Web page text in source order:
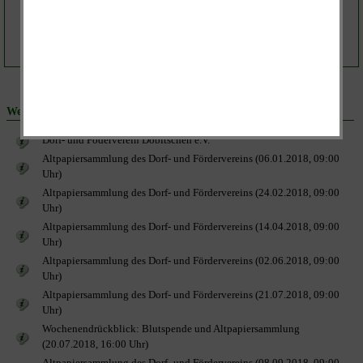
Weitere Beiträge:
Dorf- und Föderverein Dobitschen e.V.
Altpapiersammlung des Dorf- und Fördervereins (06.01.2018, 09:00
Uhr)
Altpapiersammlung des Dorf- und Fördervereins (24.02.2018, 09:00
Uhr)
Altpapiersammlung des Dorf- und Fördervereins (14.04.2018, 09:00
Uhr)
Altpapiersammlung des Dorf- und Fördervereins (02.06.2018, 09:00
Uhr)
Altpapiersammlung des Dorf- und Fördervereins (21.07.2018, 09:00
Uhr)
Wochenendrückblick: Blutspende und Altpapiersammlung
(20.07.2018, 16:00 Uhr)